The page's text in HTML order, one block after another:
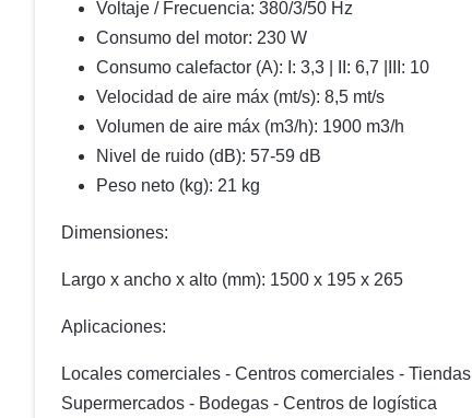
Voltaje / Frecuencia: 380/3/50 Hz
Consumo del motor: 230 W
Consumo calefactor (A): I: 3,3 | II: 6,7 |III: 10
Velocidad de aire máx (mt/s): 8,5 mt/s
Volumen de aire máx (m3/h): 1900 m3/h
Nivel de ruido (dB): 57-59 dB
Peso neto (kg): 21 kg
Dimensiones:
Largo x ancho x alto (mm): 1500 x 195 x 265
Aplicaciones:
Locales comerciales - Centros comerciales - Tiendas
Supermercados - Bodegas - Centros de logística